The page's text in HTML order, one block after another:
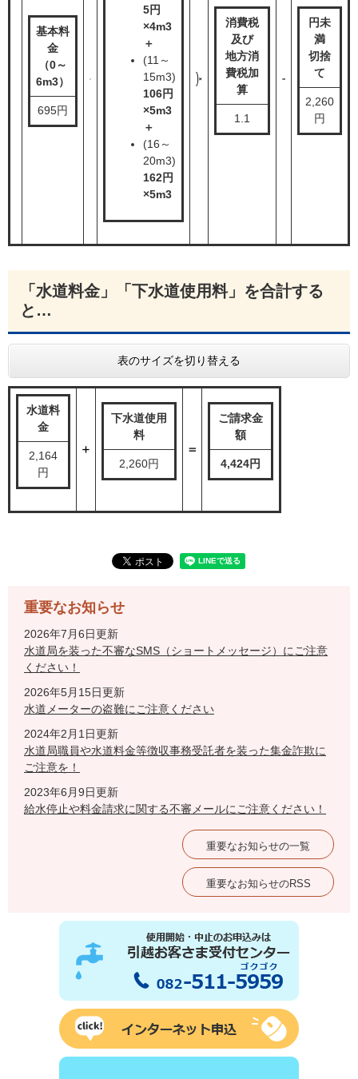
基本料
金
（0～
6m3）
695円
5円
×4m3
＋
(11～
15m3)
106円
×5m3
＋
(16～
20m3)
162円
×5m3
消費税
及び
地方消
費税加
算
1.1
円未
満
切捨
て
2,260
円
「水道料金」「下水道使用料」を合計する
と…
表のサイズを切り替える
水道料
金
2,164
円
下水道使用
料
2,260円
ご請求金
額
4,424円
重要なお知らせ
2026年7月6日更新
水道局を装った不審なSMS（ショートメッセージ）にご注意
ください！
2026年5月15日更新
水道メーターの盗難にご注意ください
2024年2月1日更新
水道局職員や水道料金等徴収事務受託者を装った集金詐欺に
ご注意を！
2023年6月9日更新
給水停止や料金請求に関する不審メールにご注意ください！
重要なお知らせの一覧
重要なお知らせのRSS